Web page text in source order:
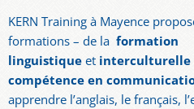
KERN Training à Mayence
formations – de la formation
linguistiqueet interculturelle
compétence en
apprendre l’anglais, le français,